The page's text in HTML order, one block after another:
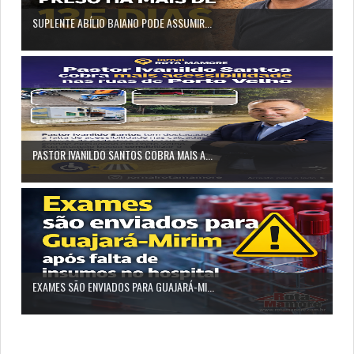
SUPLENTE ABÍLIO BAIANO PODE ASSUMIR...
PASTOR IVANILDO SANTOS COBRA MAIS A...
EXAMES SÃO ENVIADOS PARA GUAJARÁ-MI...